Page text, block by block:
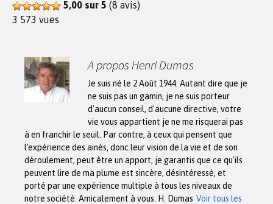
5,00 sur 5 (8 avis)
3 573 vues
A propos Henri Dumas
Je suis né le 2 Août 1944. Autant dire que je
ne suis pas un gamin, je ne suis porteur
d'aucun conseil, d'aucune directive, votre
vie vous appartient je ne me risquerai pas
à en franchir le seuil. Par contre, à ceux qui pensent que
l'expérience des ainés, donc leur vision de la vie et de son
déroulement, peut être un apport, je garantis que ce qu'ils
peuvent lire de ma plume est sincère, désintéressé, et
porté par une expérience multiple à tous les niveaux de
notre société. Amicalement à vous. H. Dumas Voir tous les